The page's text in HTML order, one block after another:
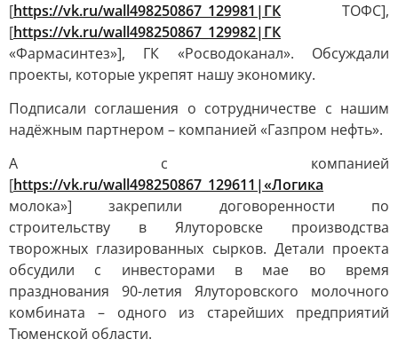
[https://vk.ru/wall498250867_129981|ГК ТОФС],
[https://vk.ru/wall498250867_129982|ГК
«Фармасинтез»], ГК «Росводоканал». Обсуждали
проекты, которые укрепят нашу экономику.
Подписали соглашения о сотрудничестве с нашим
надёжным партнером – компанией «Газпром нефть».
А с компанией
[https://vk.ru/wall498250867_129611|«Логика
молока»] закрепили договоренности по
строительству в Ялуторовске производства
творожных глазированных сырков. Детали проекта
обсудили с инвесторами в мае во время
празднования 90-летия Ялуторовского молочного
комбината – одного из старейших предприятий
Тюменской области.